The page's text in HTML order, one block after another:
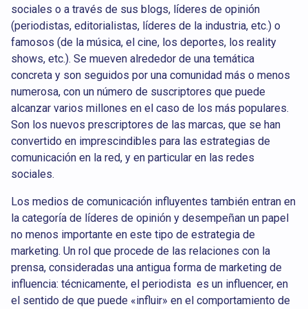
sociales o a través de sus blogs, líderes de opinión
(periodistas, editorialistas, líderes de la industria, etc.) o
famosos (de la música, el cine, los deportes, los reality
shows, etc.). Se mueven alrededor de una temática
concreta y son seguidos por una comunidad más o menos
numerosa, con un número de suscriptores que puede
alcanzar varios millones en el caso de los más populares.
Son los nuevos prescriptores de las marcas, que se han
convertido en imprescindibles para las estrategias de
comunicación en la red, y en particular en las redes
sociales.
Los medios de comunicación influyentes también entran en
la categoría de líderes de opinión y desempeñan un papel
no menos importante en este tipo de estrategia de
marketing. Un rol que procede de las relaciones con la
prensa, consideradas una antigua forma de marketing de
influencia: técnicamente, el periodista es un influencer, en
el sentido de que puede «influir» en el comportamiento de